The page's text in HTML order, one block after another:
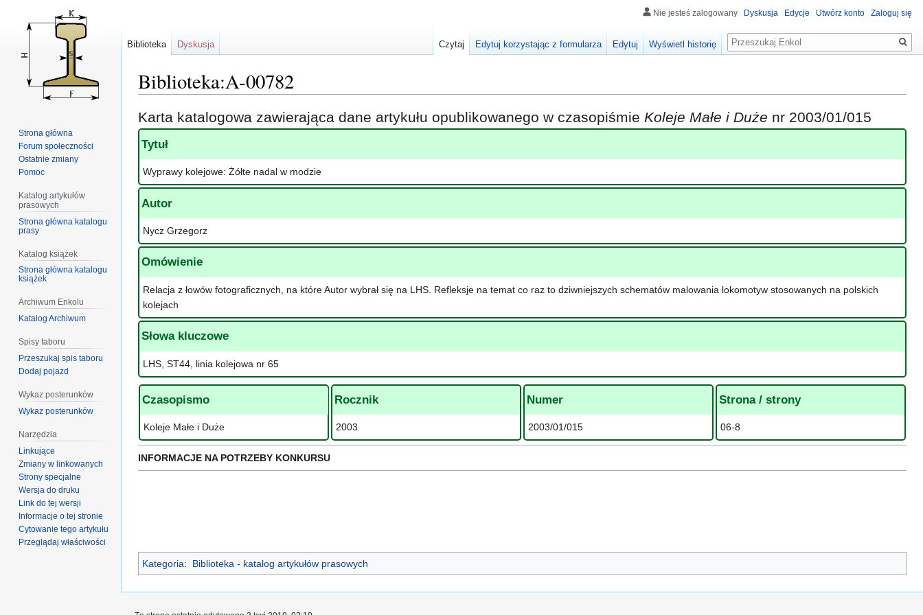
Biblioteka:A-00782
Przejdź
do
nawigacji
Przejdź
do
wyszukiwania
Karta katalogowa zawierająca dane artykułu opublikowanego w czasopiśmie Koleje Małe i Duże nr 2003/01/015
Tytuł
Wyprawy kolejowe: Żółte nadal w modzie
Autor
Nycz Grzegorz
Omówienie
Relacja z łowów fotograficznych, na które Autor wybrał się na LHS. Refleksje na temat co raz to dziwniejszych schematów malowania lokomotyw stosowanych na polskich
kolejach
Słowa kluczowe
LHS, ST44, linia kolejowa nr 65
Czasopismo
Koleje Małe i Duże
Rocznik
2003
Numer
2003/01/015
Strona / strony
06-8
INFORMACJE NA POTRZEBY KONKURSU
Kategoria: Biblioteka - katalog artykułów prasowych
Nie jesteś zalogowany Dyskusja Edycje Utwórz konto Zaloguj się
Biblioteka Dyskusja Czytaj Edytuj korzystając z formularza Edytuj Wyświetl historię
Szukaj
Strona główna
Forum społeczności
Ostatnie zmiany
Pomoc
Katalog artykułów
prasowych
Strona główna katalogu
prasy
Katalog książek
Strona główna katalogu
książek
Archiwum Enkolu
Katalog Archiwum
Spisy taboru
Przeszukaj spis taboru
Dodaj pojazd
Wykaz posterunków
Wykaz posterunków
Narzędzia
Linkujące
Zmiany w linkowanych
Strony specjalne
Wersja do druku
Link do tej wersji
Informacje o tej stronie
Cytowanie tego artykułu
Przeglądaj właściwości